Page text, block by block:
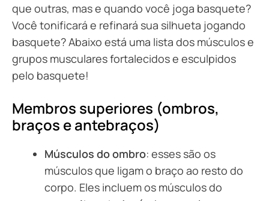
que outras, mas e quando você joga basquete?
Você tonificará e refinará sua silhueta jogando
basquete? Abaixo está uma lista dos músculos e
grupos musculares fortalecidos e esculpidos
pelo basquete!
Membros superiores (ombros,
braços e antebraços)
Músculos do ombro: esses são os
músculos que ligam o braço ao resto do
corpo. Eles incluem os músculos do